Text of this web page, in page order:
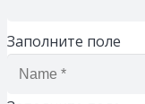
Заполните поле